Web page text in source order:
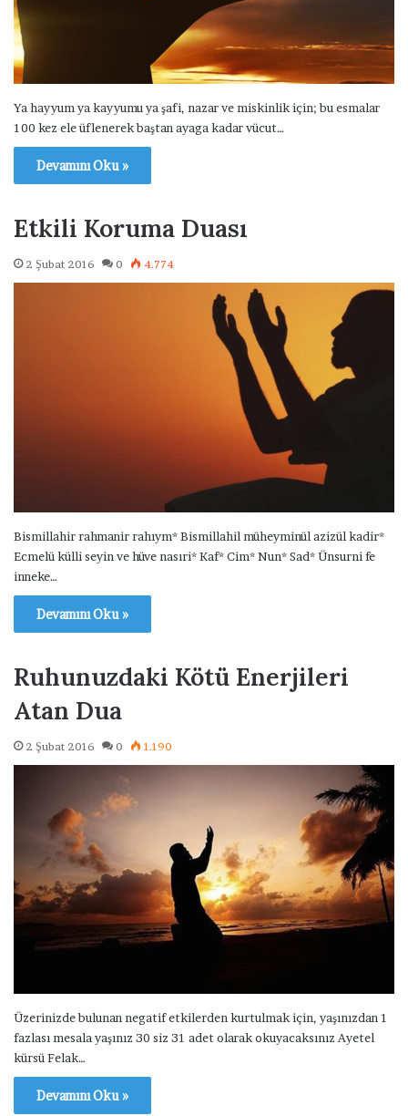
Ya hayyum ya kayyumu ya şafi, nazar ve miskinlik için; bu esmalar
100 kez ele üflenerek baştan ayaga kadar vücut…
Devamını Oku »
Etkili Koruma Duası
2 Şubat 2016 0 4.774
Bismillahir rahmanir rahıym* Bismillahil müheyminül azizül kadir*
Ecmelü külli seyin ve hüve nasıri* Kaf* Cim* Nun* Sad* Ünsurni fe
inneke…
Devamını Oku »
Ruhunuzdaki Kötü Enerjileri
Atan Dua
2 Şubat 2016 0 1.190
Üzerinizde bulunan negatif etkilerden kurtulmak için, yaşınızdan 1
fazlası mesala yaşınız 30 siz 31 adet olarak okuyacaksınız Ayetel
kürsü Felak…
Devamını Oku »